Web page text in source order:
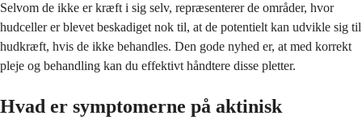
Selvom de ikke er kræft i sig selv, repræsenterer de områder, hvor
hudceller er blevet beskadiget nok til, at de potentielt kan udvikle sig til
hudkræft, hvis de ikke behandles. Den gode nyhed er, at med korrekt
pleje og behandling kan du effektivt håndtere disse pletter.
Hvad er symptomerne på aktinisk